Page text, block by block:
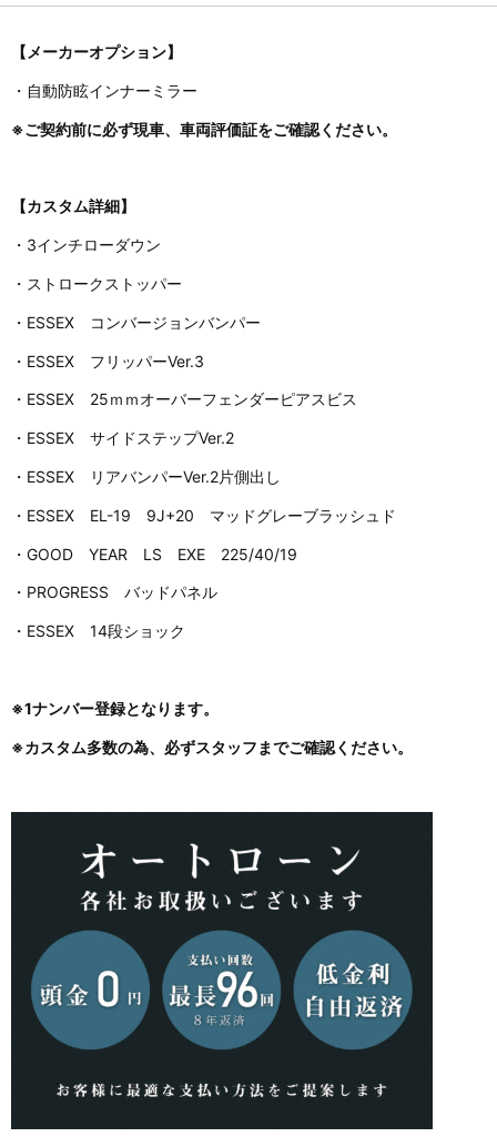
【メーカーオプション】
・自動防眩インナーミラー
※ご契約前に必ず現車、車両評価証をご確認ください。
【カスタム詳細】
・3インチローダウン
・ストロークストッパー
・ESSEX コンバージョンバンパー
・ESSEX フリッパーVer.3
・ESSEX 25ｍｍオーバーフェンダーピアスビス
・ESSEX サイドステップVer.2
・ESSEX リアバンパーVer.2片側出し
・ESSEX EL-19 9J+20 マッドグレーブラッシュド
・GOOD YEAR LS EXE 225/40/19
・PROGRESS バッドパネル
・ESSEX 14段ショック
※1ナンバー登録となります。
※カスタム多数の為、必ずスタッフまでご確認ください。